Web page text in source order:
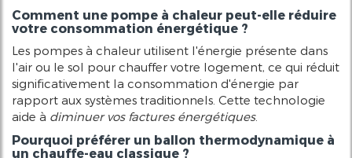
Comment une pompe à chaleur peut-elle réduire
votre consommation énergétique ?
Les pompes à chaleur utilisent l'énergie présente dans
l'air ou le sol pour chauffer votre logement, ce qui réduit
significativement la consommation d'énergie par
rapport aux systèmes traditionnels. Cette technologie
aide à diminuer vos factures énergétiques.
Pourquoi préférer un ballon thermodynamique à
un chauffe-eau classique ?